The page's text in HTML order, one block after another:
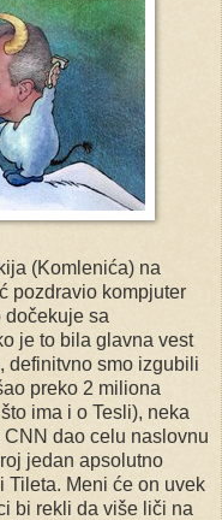
(Komlenića) na
pozdravio kompjuter
dočekuje sa
je to bila glavna vest
definitvno smo izgubili
preko 2 miliona
ima i o Tesli), neka
dao celu naslovnu
jedan apsolutno
Tileta. Meni će on uvek
bi rekli da više liči na